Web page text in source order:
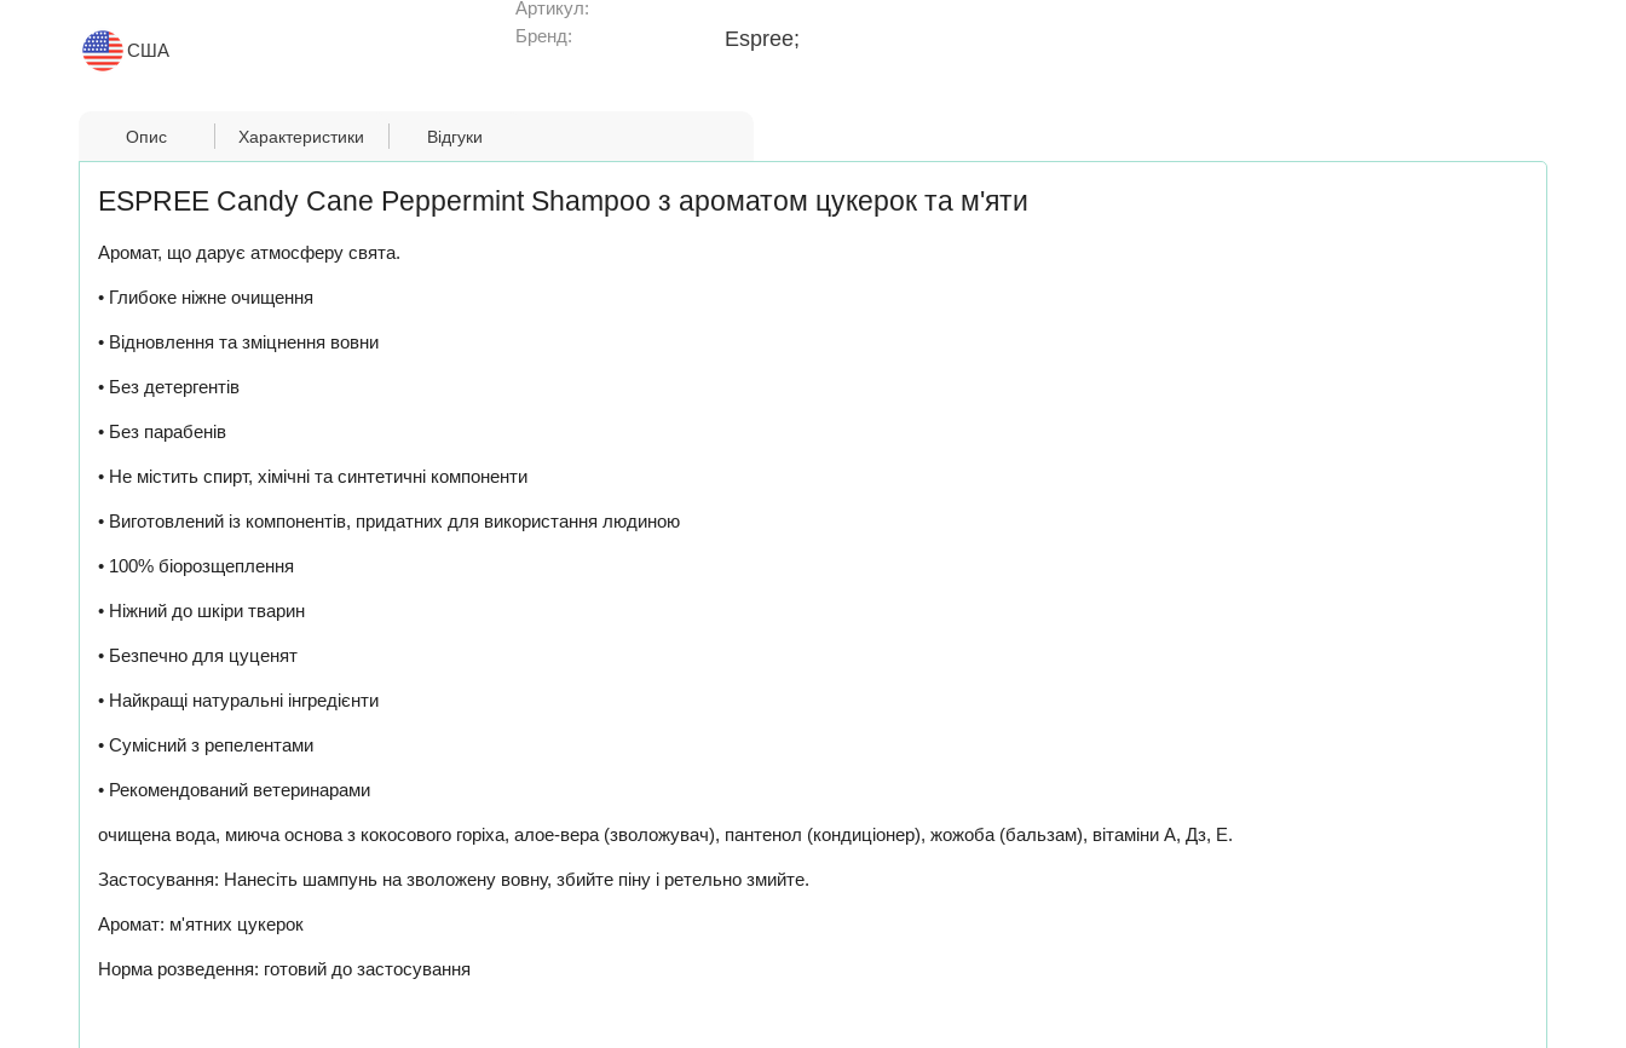
США
Артикул:
Бренд:
Espree;
Опис Характеристики Відгуки
ESPREE Candy Cane Peppermint Shampoo з ароматом цукерок та м'яти
Аромат, що дарує атмосферу свята.
• Глибоке ніжне очищення
• Відновлення та зміцнення вовни
• Без детергентів
• Без парабенів
• Не містить спирт, хімічні та синтетичні компоненти
• Виготовлений із компонентів, придатних для використання людиною
• 100% біорозщеплення
• Ніжний до шкіри тварин
• Безпечно для цуценят
• Найкращі натуральні інгредієнти
• Сумісний з репелентами
• Рекомендований ветеринарами
очищена вода, миюча основа з кокосового горіха, алое-вера (зволожувач), пантенол (кондиціонер), жожоба (бальзам), вітаміни А, Дз, Е.
Застосування: Нанесіть шампунь на зволожену вовну, збийте піну і ретельно змийте.
Аромат: м'ятних цукерок
Норма розведення: готовий до застосування